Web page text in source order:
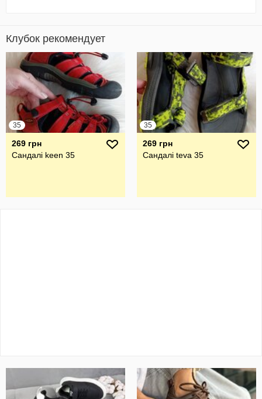
Клубок рекомендует
35
269 грн
Сандалі keen 35
35
269 грн
Сандалі teva 35